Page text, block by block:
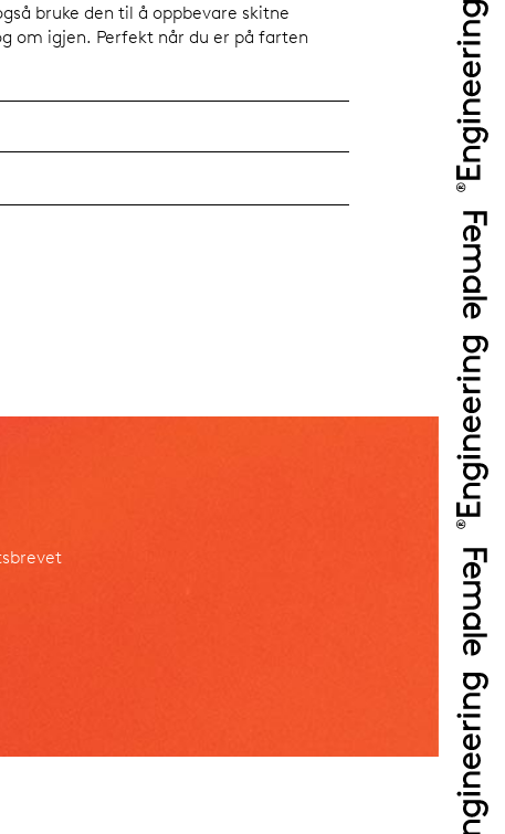
bruke den til å oppbevare skitne
om igjen. Perfekt når du er på farten